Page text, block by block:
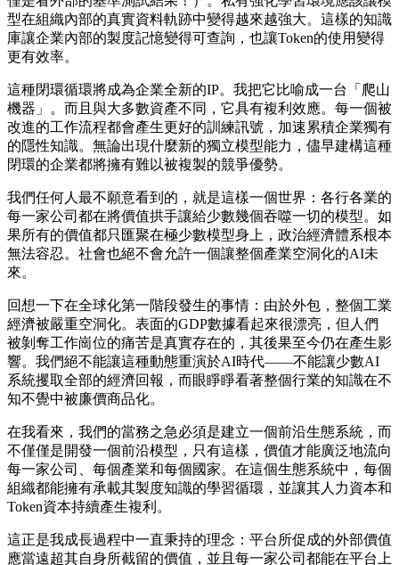
型在組織內部的真實資料軌跡中變得越來越強大。這樣的知識
庫讓企業內部的製度記憶變得可查詢，也讓Token的使用變得
更有效率。
這種閉環循環將成為企業全新的IP。我把它比喻成一台「爬山
機器」。而且與大多數資產不同，它具有複利效應。每一個被
改進的工作流程都會產生更好的訓練訊號，加速累積企業獨有
的隱性知識。無論出現什麼新的獨立模型能力，儘早建構這種
閉環的企業都將擁有難以被複製的競爭優勢。
我們任何人最不願意看到的，就是這樣一個世界：各行各業的
每一家公司都在將價值拱手讓給少數幾個吞噬一切的模型。如
果所有的價值都只匯聚在極少數模型身上，政治經濟體系根本
無法容忍。社會也絕不會允許一個讓整個產業空洞化的AI未
來。
回想一下在全球化第一階段發生的事情：由於外包，整個工業
經濟被嚴重空洞化。表面的GDP數據看起來很漂亮，但人們
被剝奪工作崗位的痛苦是真實存在的，其後果至今仍在產生影
響。我們絕不能讓這種動態重演於AI時代——不能讓少數AI
系統攫取全部的經濟回報，而眼睜睜看著整個行業的知識在不
知不覺中被廉價商品化。
在我看來，我們的當務之急必須是建立一個前沿生態系統，而
不僅僅是開發一個前沿模型，只有這樣，價值才能廣泛地流向
每一家公司、每個產業和每個國家。在這個生態系統中，每個
組織都能擁有承載其製度知識的學習循環，並讓其人力資本和
Token資本持續產生複利。
這正是我成長過程中一直秉持的理念：平台所促成的外部價值
應當遠超其自身所截留的價值，並且每一家公司都能在平台上